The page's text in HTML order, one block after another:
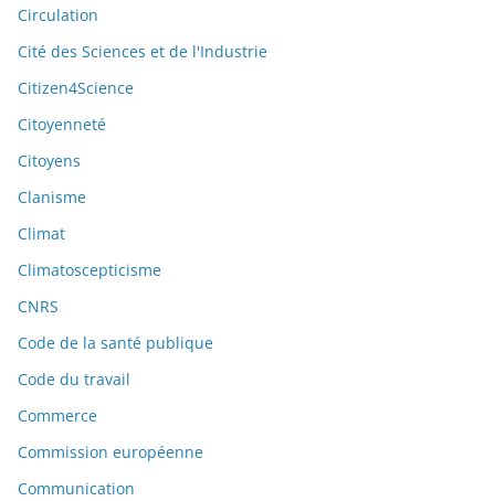
Circulation
Cité des Sciences et de l'Industrie
Citizen4Science
Citoyenneté
Citoyens
Clanisme
Climat
Climatoscepticisme
CNRS
Code de la santé publique
Code du travail
Commerce
Commission européenne
Communication